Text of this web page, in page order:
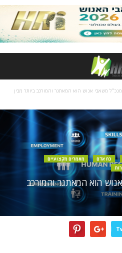
משאבי אנוש הוא המאתגר והמורכב ביותר מבין
כח אדם
מאמרים מקצועיים
הוא המאתגר והמורכב